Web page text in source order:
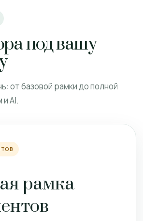
под вашу
от базовой рамки до полной
AI.
рамка